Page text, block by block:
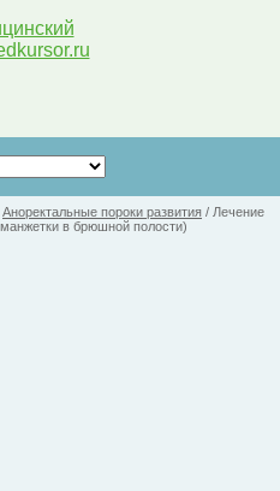
Аноректальные пороки развития / Лечение
в брюшной полости)